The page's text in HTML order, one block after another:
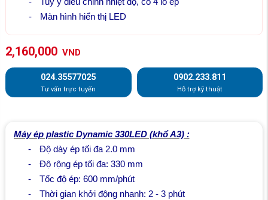
-
Màn hình hiển thị LED
2,160,000 VND
024.35577025
Tư vấn trực tuyến
0902.233.811
Hỗ trợ kỹ thuật
Máy ép plastic Dynamic 330LED (khổ A3) :
-
Độ dày ép tối đa 2.0 mm
-
Độ rộng ép tối đa: 330 mm
-
Tốc độ ép: 600 mm/phút
-
Thời gian khởi động nhanh: 2 - 3 phút